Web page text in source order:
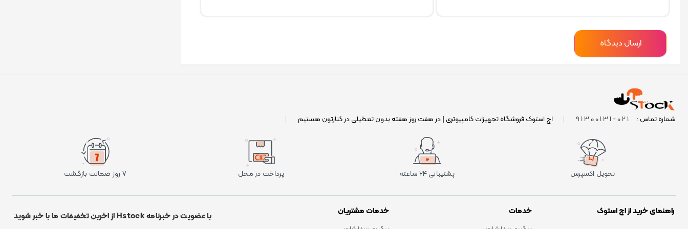
شماره تماس : 021-91300131 اچ استوک فروشگاه تجهیزات کامپیوتری | در هفت روز هفته بدون تعطیلی در کنارتون هستیم
تحویل اکسپرس پشتیبانی ۲۴ ساعته پرداخت در محل ۷ روز ضمانت بازگشت
راهنمای خرید از اچ استوک خدمات خدمات مشتریان با عضویت در خبرنامه Hstock از اخرین تخفیفات ما با خبر شوید